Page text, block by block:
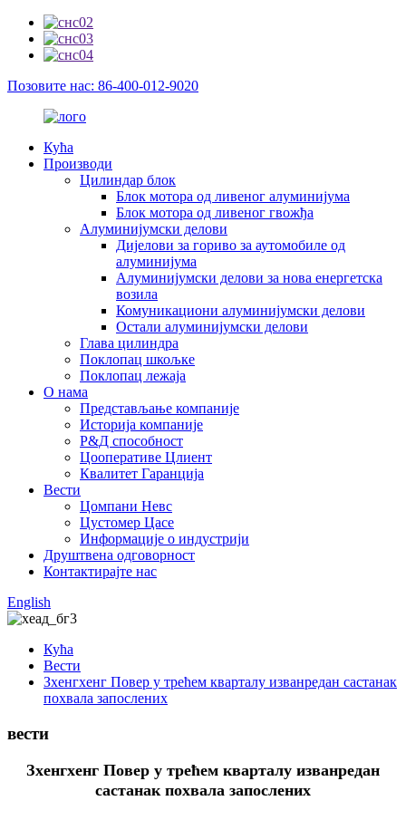
Позовите нас: 86-400-012-9020
Кућа
Производи
Цилиндар блок
Блок мотора од ливеног алуминијума
Блок мотора од ливеног гвожђа
Алуминијумски делови
Дијелови за гориво за аутомобиле од
алуминијума
Алуминијумски делови за нова енергетска
возила
Комуникациони алуминијумски делови
Остали алуминијумски делови
Глава цилиндра
Поклопац шкољке
Поклопац лежаја
О нама
Представљање компаније
Историја компаније
Р&Д способност
Цооперативе Цлиент
Квалитет Гаранција
Вести
Цомпани Невс
Цустомер Цасе
Информације о индустрији
Друштвена одговорност
Контактирајте нас
English
Кућа
Вести
Зхенгхенг Повер у трећем кварталу изванредан састанак
похвала запослених
вести
Зхенгхенг Повер у трећем кварталу изванредан
састанак похвала запослених